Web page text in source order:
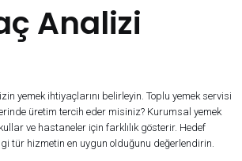
Analizi
yemek ihtiyaçlarını belirleyin. Toplu yemek servisi
üretim tercih eder misiniz? Kurumsal yemek
ve hastaneler için farklılık gösterir. Hedef
tür hizmetin en uygun olduğunu değerlendirin.